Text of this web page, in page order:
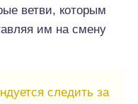
ветви, которым
им на смену
следить за